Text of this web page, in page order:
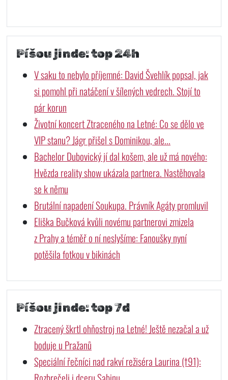
Píšou jinde: top 24h
V saku to nebylo příjemné: David Švehlík popsal, jak
si pomohl při natáčení v šílených vedrech. Stojí to
pár korun
Životní koncert Ztraceného na Letné: Co se dělo ve
VIP stanu? Jágr přišel s Dominikou, ale...
Bachelor Dubovický jí dal košem, ale už má nového:
Hvězda reality show ukázala partnera. Nastěhovala
se k němu
Brutální napadení Soukupa. Právník Agáty promluvil
Eliška Bučková kvůli novému partnerovi zmizela
z Prahy a téměř o ní neslyšíme: Fanoušky nyní
potěšila fotkou v bikinách
Píšou jinde: top 7d
Ztracený škrtl ohňostroj na Letné! Ještě nezačal a už
boduje u Pražanů
Speciální řečníci nad rakví režiséra Laurina (†91):